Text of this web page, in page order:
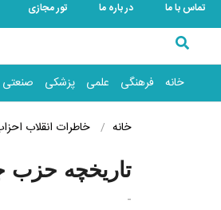
تماس با ما در باره ما تور مجازی
خانه فرهنگی علمی پزشکی صنعتی
خانه خاطرات انقلاب
تاریخچه حزب
-